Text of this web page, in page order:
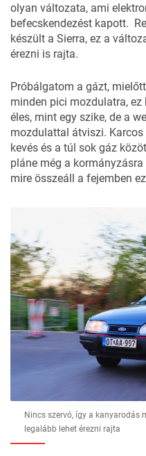
olyan változata, ami
befecskendezést kapott.
készült a Sierra, ez a
érezni is rajta.
Próbálgatom a gázt,
minden pici mozdulatra, ez
éles, mint egy szike, de a
mozdulattal átviszi.
kevés és a túl sok gáz
pláne még a
mire összeáll a fejemben
Nincs szervó, így a kanyarodás
legalább lehet érezni rajta